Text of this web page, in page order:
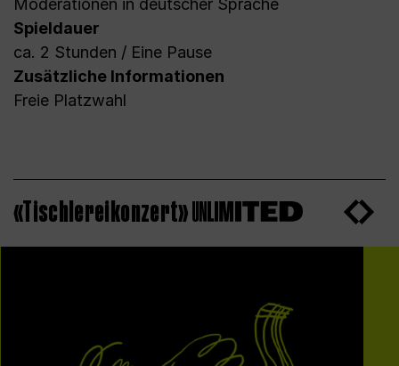
Moderationen in deutscher Sprache
Spieldauer
ca. 2 Stunden / Eine Pause
Zusätzliche Informationen
Freie Platzwahl
«Tischlereikonzert»